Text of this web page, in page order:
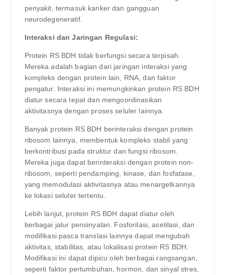
penyakit, termasuk kanker dan gangguan
neurodegeneratif.
Interaksi dan Jaringan Regulasi:
Protein RS BDH tidak berfungsi secara terpisah.
Mereka adalah bagian dari jaringan interaksi yang
kompleks dengan protein lain, RNA, dan faktor
pengatur. Interaksi ini memungkinkan protein RS BDH
diatur secara tepat dan mengoordinasikan
aktivitasnya dengan proses seluler lainnya.
Banyak protein RS BDH berinteraksi dengan protein
ribosom lainnya, membentuk kompleks stabil yang
berkontribusi pada struktur dan fungsi ribosom.
Mereka juga dapat berinteraksi dengan protein non-
ribosom, seperti pendamping, kinase, dan fosfatase,
yang memodulasi aktivitasnya atau menargetkannya
ke lokasi seluler tertentu.
Lebih lanjut, protein RS BDH dapat diatur oleh
berbagai jalur pensinyalan. Fosforilasi, asetilasi, dan
modifikasi pasca translasi lainnya dapat mengubah
aktivitas, stabilitas, atau lokalisasi protein RS BDH.
Modifikasi ini dapat dipicu oleh berbagai rangsangan,
seperti faktor pertumbuhan, hormon, dan sinyal stres,